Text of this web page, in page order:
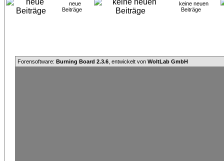
neue
Beiträge
keine neuen
Beiträge
Forensoftware: Burning Board 2.3.6 , entwickelt von WoltLab GmbH